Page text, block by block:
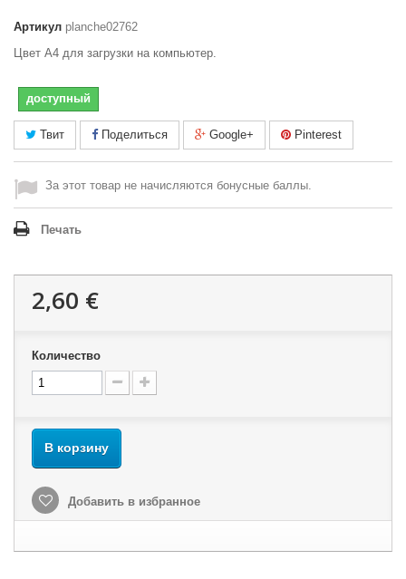
Артикул planche02762
Цвет A4 для загрузки на компьютер.
доступный
Твит Поделиться Google+ Pinterest
За этот товар не начисляются бонусные баллы.
Печать
2,60 €
Количество
В корзину
Добавить в избранное